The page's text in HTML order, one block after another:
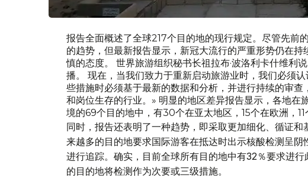
报告全面概述了全球217个目的地的现行规定。尽管先前
的趋势，但最新报告显示，新冠大流行的严重形势仍在
慎的态度。 世界旅游组织秘书长祖拉布·波洛利卡什维利
播。 现在，当我们致力于重新启动旅游业时，我们必须
些措施时必须基于最新的数据和分析，并进行持续的审
和岗位生存的行业。» 明显的地区差异报告显示，各地在
境的69个目的地中，有30个在亚太地区，15个在欧洲，
同时，报告还表明了一种趋势，即采取更加细化、循证
来越多的目的地要求国际游客在抵达时出示核酸检测呈
进行追踪。确实，目前全球所有目的地中有32％要求进
的目的地将检测作为次要或三级措施。